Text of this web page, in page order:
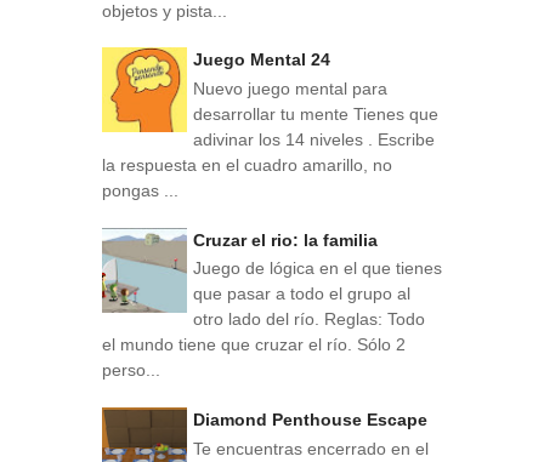
objetos y pista...
Juego Mental 24
Nuevo juego mental para
desarrollar tu mente Tienes que
adivinar los 14 niveles . Escribe
la respuesta en el cuadro amarillo, no
pongas ...
Cruzar el rio: la familia
Juego de lógica en el que tienes
que pasar a todo el grupo al
otro lado del río. Reglas: Todo
el mundo tiene que cruzar el río. Sólo 2
perso...
Diamond Penthouse Escape
Te encuentras encerrado en el